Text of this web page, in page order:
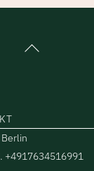
Back
+4917634516991